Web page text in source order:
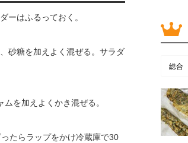
ーはふるっておく。
砂糖を加えよく混ぜる。サラダ
を加えよくかき混ぜる。
たらラップをかけ冷蔵庫で30